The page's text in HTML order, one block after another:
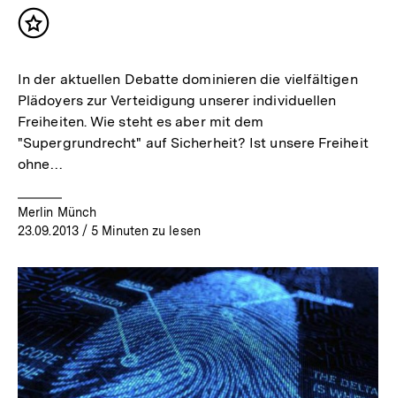
Inhalt
In der aktuellen Debatte dominieren die vielfältigen
Plädoyers zur Verteidigung unserer individuellen
Freiheiten. Wie steht es aber mit dem
"Supergrundrecht" auf Sicherheit? Ist unsere Freiheit
ohne…
Merlin Münch
23.09.2013/ 5 Minuten zu lesen